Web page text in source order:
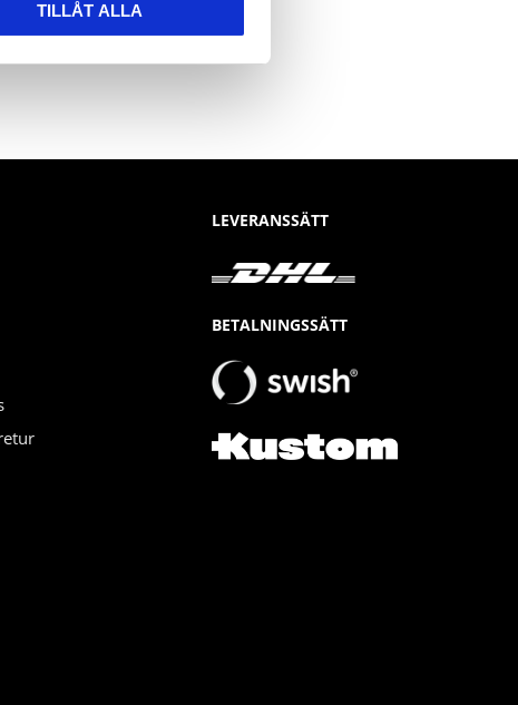
TILLÅT ALLA
LEVERANSSÄTT
BETALNINGSSÄTT